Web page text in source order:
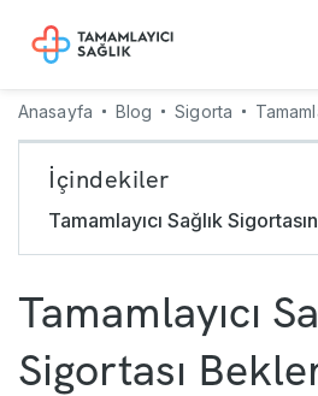
Anasayfa Blog Sigorta
İçindekiler
Tamamlayıcı
Sigortası